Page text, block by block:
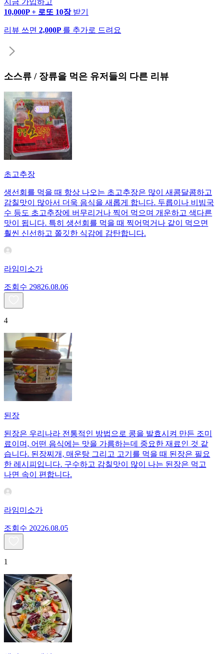
10,000P + 로또 10장 받기
리뷰 쓰면 2,000P 를 추가로 드려요
소스류 / 장류을 먹은 유저들의 다른 리뷰
초고추장
생선회를 먹을 때 항상 나오는 초고추장은 많이 새콤달콤하고
감칠맛이 많아서 더욱 음식을 새롭게 합니다. 두릅이나 비빔국
수 등도 초고추장에 버무리거나 찍어 먹으며 개운하고 색다른
맛이 됩니다. 특히 생선회를 먹을 때 찍어먹거나 같이 먹으면
훨씬 신선하고 쫄깃한 식감에 감탄합니다.
라임미소가
조회수 29826.08.06
4
된장
된장은 우리나라 전통적인 방법으로 콩을 발효시켜 만든 조미
료이며, 어떤 음식에는 맛을 가름하는데 중요한 재료인 것 같
습니다. 된장찌개, 매운탕 그리고 고기를 먹을 때 된장은 필요
한 레시피입니다. 구수하고 감칠맛이 많이 나는 된장은 먹고
나면 속이 편합니다.
라임미소가
조회수 20226.08.05
1